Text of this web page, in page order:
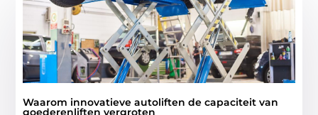
Waarom innovatieve autoliften de capaciteit van
goederenliften vergroten